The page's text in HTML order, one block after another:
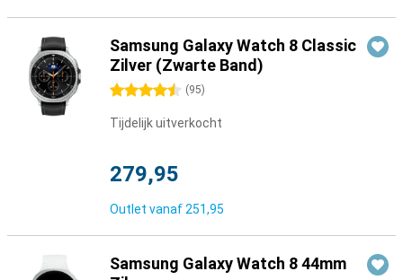
Samsung Galaxy Watch 8 Classic
Zilver (Zwarte Band)
4.5 sterren (95)
Tijdelijk uitverkocht
279,95
Outlet vanaf 251,95
Samsung Galaxy Watch 8 44mm